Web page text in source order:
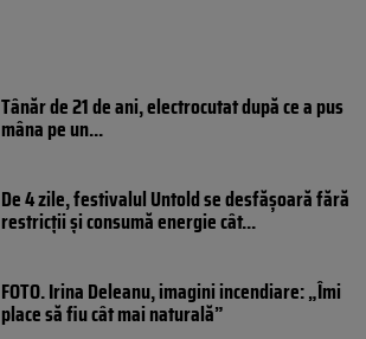
Tânăr de 21 de ani, electrocutat după ce a pus
mâna pe un...
De 4 zile, festivalul Untold se desfășoară fără
restricții și consumă energie cât...
FOTO. Irina Deleanu, imagini incendiare: „Îmi
place să fiu cât mai naturală”